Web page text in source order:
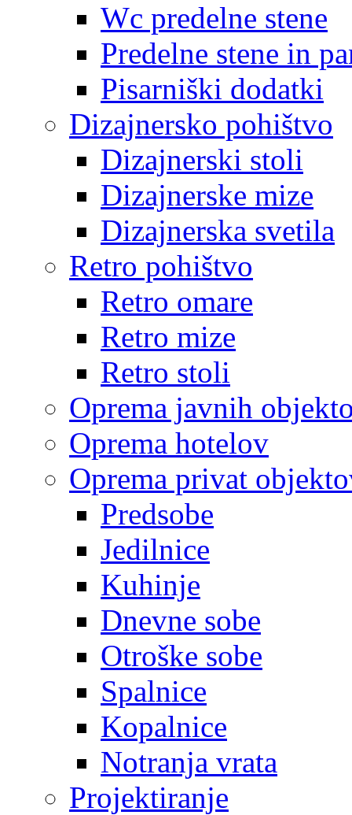
Wc predelne stene
Predelne stene in
Pisarniški dodatki
Dizajnersko pohištvo
Dizajnerski stoli
Dizajnerske mize
Dizajnerska svetila
Retro pohištvo
Retro omare
Retro mize
Retro stoli
Oprema javnih
Oprema hotelov
Oprema privat
Predsobe
Jedilnice
Kuhinje
Dnevne sobe
Otroške sobe
Spalnice
Kopalnice
Notranja vrata
Projektiranje